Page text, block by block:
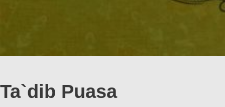
Ta`dib Puasa